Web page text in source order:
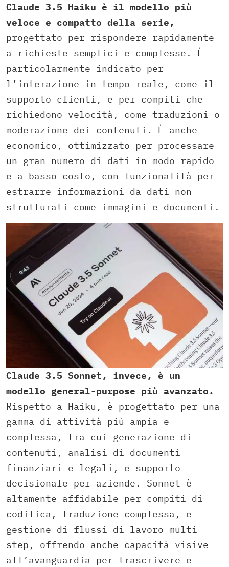
Claude 3.5 Haiku è il modello più
veloce e compatto della serie,
progettato per rispondere rapidamente
a richieste semplici e complesse. È
particolarmente indicato per
l’interazione in tempo reale, come il
supporto clienti, e per compiti che
richiedono velocità, come traduzioni o
moderazione dei contenuti. È anche
economico, ottimizzato per processare
un gran numero di dati in modo rapido
e a basso costo, con funzionalità per
estrarre informazioni da dati non
strutturati come immagini e documenti.
Claude 3.5 Sonnet, invece, è un
modello general-purpose più avanzato.
Rispetto a Haiku, è progettato per una
gamma di attività più ampia e
complessa, tra cui generazione di
contenuti, analisi di documenti
finanziari e legali, e supporto
decisionale per aziende. Sonnet è
altamente affidabile per compiti di
codifica, traduzione complessa, e
gestione di flussi di lavoro multi-
step, offrendo anche capacità visive
all’avanguardia per trascrivere e